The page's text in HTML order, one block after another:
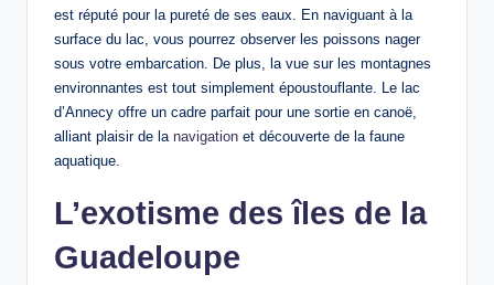
est réputé pour la pureté de ses eaux. En naviguant à la
surface du lac, vous pourrez observer les poissons nager
sous votre embarcation. De plus, la vue sur les montagnes
environnantes est tout simplement époustouflante. Le lac
d’Annecy offre un cadre parfait pour une sortie en canoë,
alliant plaisir de la navigation et découverte de la faune
aquatique.
L’exotisme des îles de la
Guadeloupe